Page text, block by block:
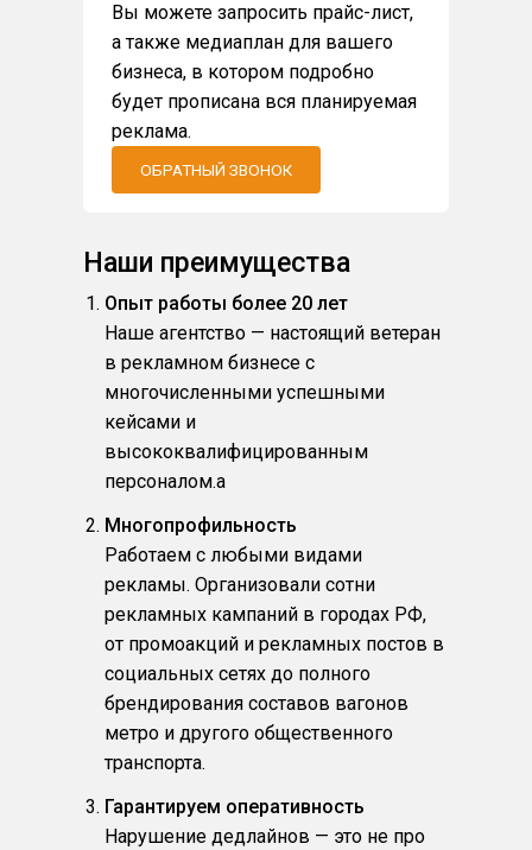
Вы можете запросить прайс-лист,
а также медиаплан для вашего
бизнеса, в котором подробно
будет прописана вся планируемая
реклама.
ОБРАТНЫЙ ЗВОНОК
Наши преимущества
Опыт работы более 20 лет
Наше агентство — настоящий ветеран
в рекламном бизнесе с
многочисленными успешными
кейсами и
высококвалифицированным
персоналом.a
Многопрофильность
Работаем с любыми видами
рекламы. Организовали сотни
рекламных кампаний в городах РФ,
от промоакций и рекламных постов в
социальных сетях до полного
брендирования составов вагонов
метро и другого общественного
транспорта.
Гарантируем оперативность
Нарушение дедлайнов — это не про